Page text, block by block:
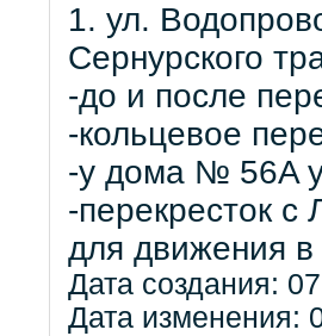
1. ул.
Сернурского
-до и после
-кольцевое
-у дома № 56A
-перекресток с
для движения
Дата создания:
Дата изменения: